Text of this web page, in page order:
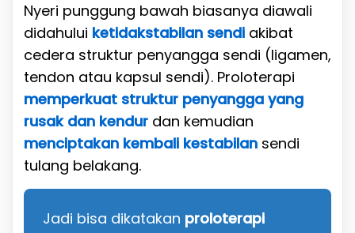
Nyeri punggung bawah biasanya diawali
didahului ketidakstabilan sendi akibat
cedera struktur penyangga sendi (ligamen,
tendon atau kapsul sendi). Proloterapi
memperkuat struktur penyangga yang
rusak dan kendur dan kemudian
menciptakan kembali kestabilan sendi
tulang belakang.
Jadi bisa dikatakan proloterapi